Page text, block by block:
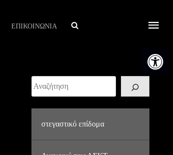
Ανοίξτε
ΕΠΙΚΟΙΝΩΝΙΑ Αναζήτηση
Αναζήτηση
στεγαστικό επίδομα